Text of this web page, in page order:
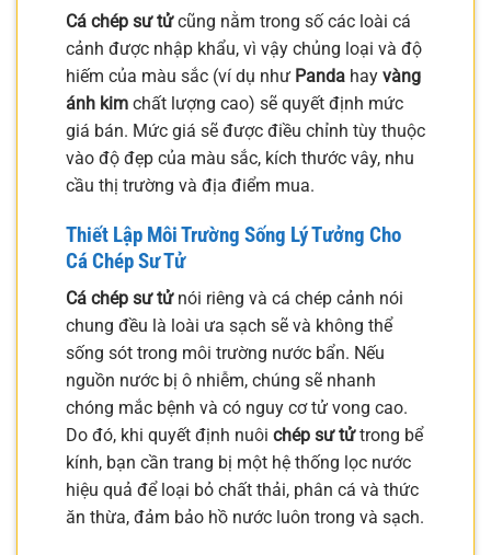
Cá chép sư tửcũng nằm trong số các loài cá
cảnh được nhập khẩu, vì vậy chủng loại và độ
hiếm của màu sắc (ví dụ như Panda hay vàng
ánh kim chất lượng cao) sẽ quyết định mức
giá bán. Mức giá sẽ được điều chỉnh tùy thuộc
vào độ đẹp của màu sắc, kích thước vây, nhu
cầu thị trường và địa điểm mua.
Thiết Lập Môi Trường Sống Lý Tưởng Cho
Cá Chép Sư Tử
Cá chép sư tửnói riêng và cá chép cảnh nói
chung đều là loài ưa sạch sẽ và không thể
sống sót trong môi trường nước bẩn. Nếu
nguồn nước bị ô nhiễm, chúng sẽ nhanh
chóng mắc bệnh và có nguy cơ tử vong cao.
Do đó, khi quyết định nuôi chép sư tửtrong bể
kính, bạn cần trang bị một hệ thống lọc nước
hiệu quả để loại bỏ chất thải, phân cá và thức
ăn thừa, đảm bảo hồ nước luôn trong và sạch.